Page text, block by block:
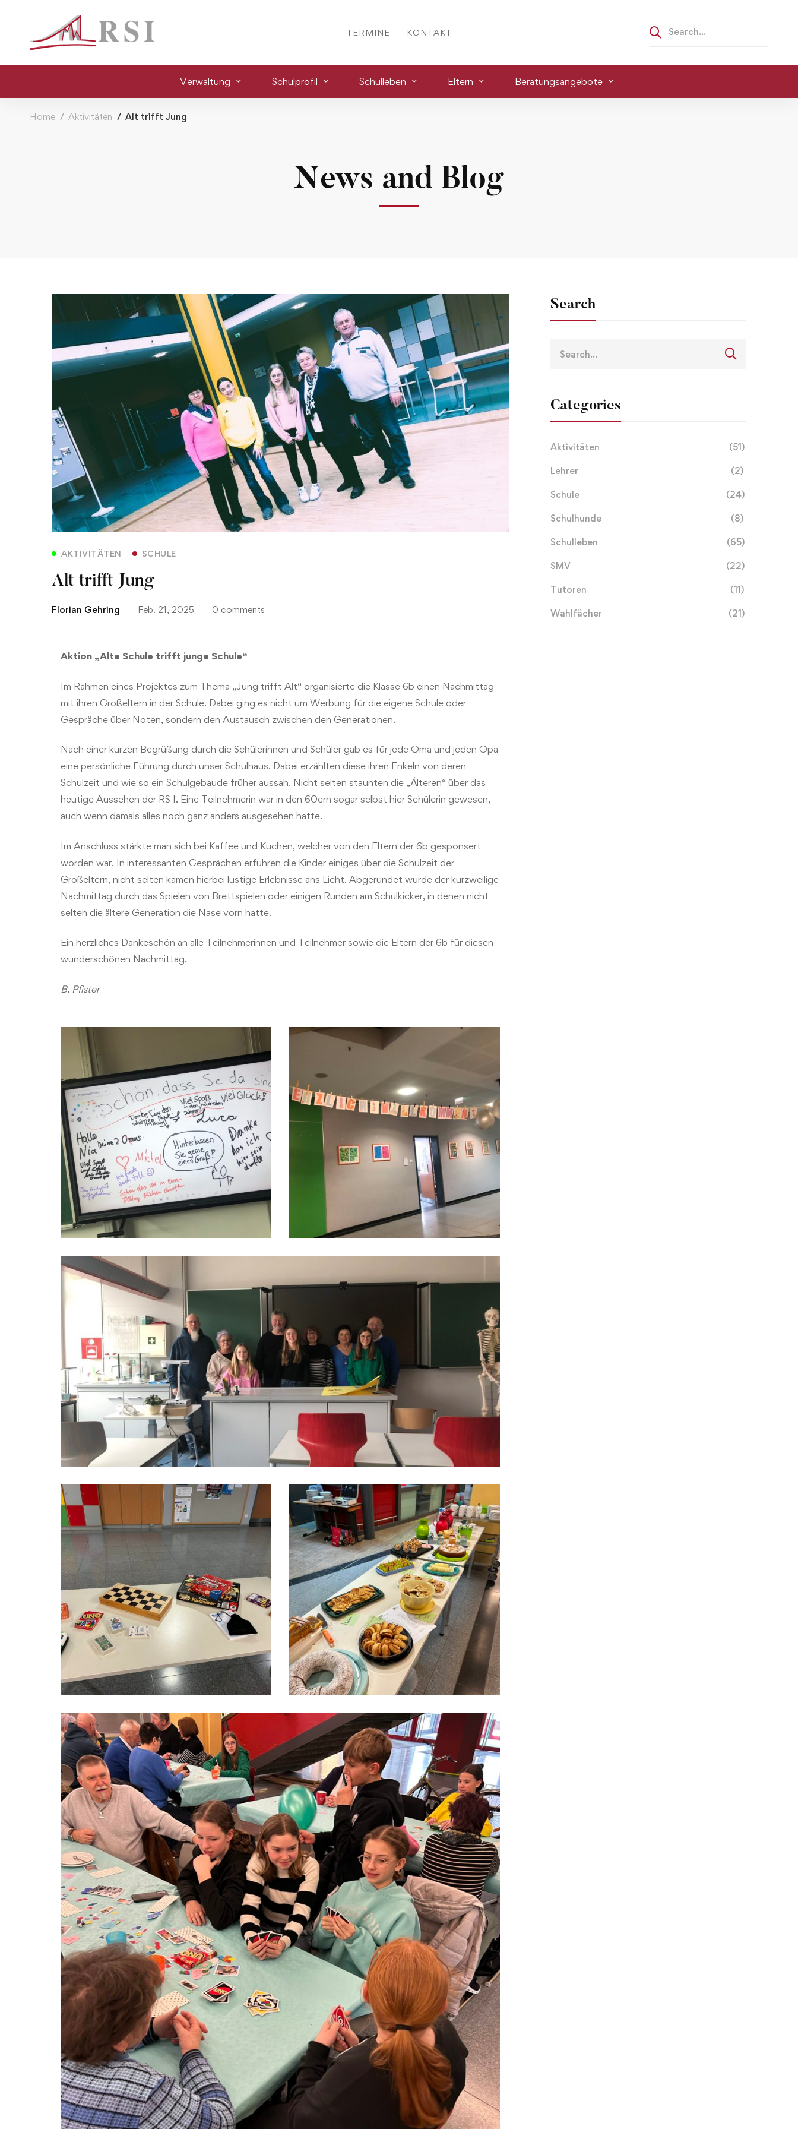
TERMINE KONTAKT
Verwaltung Schulprofil Schulleben Eltern Beratungsangebote
Home Aktivitäten Alt trifft Jung
News and Blog
AKTIVITÄTEN SCHULE
Alt trifft Jung
Florian Gehring Feb. 21, 2025 0 comments
Aktion „Alte Schule trifft junge Schule“
Im Rahmen eines Projektes zum Thema „Jung trifft Alt“ organisierte die Klasse 6b einen Nachmittag
mit ihren Großeltern in der Schule. Dabei ging es nicht um Werbung für die eigene Schule oder
Gespräche über Noten, sondern den Austausch zwischen den Generationen.
Nach einer kurzen Begrüßung durch die Schülerinnen und Schüler gab es für jede Oma und jeden Opa
eine persönliche Führung durch unser Schulhaus. Dabei erzählten diese ihren Enkeln von deren
Schulzeit und wie so ein Schulgebäude früher aussah. Nicht selten staunten die „Älteren“ über das
heutige Aussehen der RS I. Eine Teilnehmerin war in den 60ern sogar selbst hier Schülerin gewesen,
auch wenn damals alles noch ganz anders ausgesehen hatte.
Im Anschluss stärkte man sich bei Kaffee und Kuchen, welcher von den Eltern der 6b gesponsert
worden war. In interessanten Gesprächen erfuhren die Kinder einiges über die Schulzeit der
Großeltern, nicht selten kamen hierbei lustige Erlebnisse ans Licht. Abgerundet wurde der kurzweilige
Nachmittag durch das Spielen von Brettspielen oder einigen Runden am Schulkicker, in denen nicht
selten die ältere Generation die Nase vorn hatte.
Ein herzliches Dankeschön an alle Teilnehmerinnen und Teilnehmer sowie die Eltern der 6b für diesen
wunderschönen Nachmittag.
B. Pfister
Search
Categories
Aktivitäten (51)
Lehrer (2)
Schule (24)
Schulhunde (8)
Schulleben (65)
SMV (22)
Tutoren (11)
Wahlfächer (21)